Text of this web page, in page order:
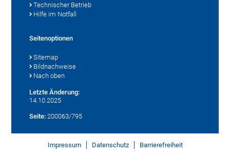
Technischer Betrieb
Hilfe im Notfall
Seitenoptionen
Sitemap
Bildnachweise
Nach oben
Letzte Änderung:
14.10.2025
Seite: 200063/795
Impressum Datenschutz Barrierefreiheit